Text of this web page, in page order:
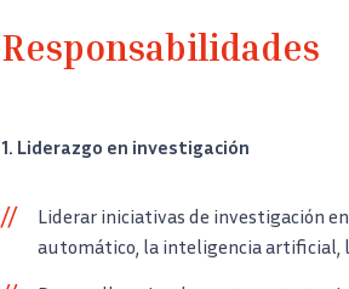
Responsabilidades
1. Liderazgo en investigación
Liderar iniciativas de investigación
automático, la inteligencia artificial,